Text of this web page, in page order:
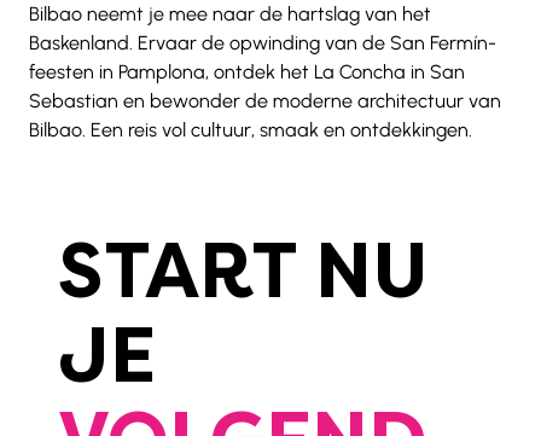
START NU
JE
Bilbao neemt je mee naar de hartslag van het
Baskenland. Ervaar de opwinding van de San Fermín-
feesten in Pamplona, ontdek het La Concha in San
Sebastian en bewonder de moderne architectuur van
Bilbao. Een reis vol cultuur, smaak en ontdekkingen.